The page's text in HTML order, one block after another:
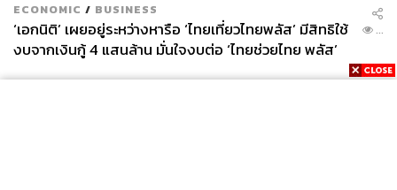
ECONOMIC / BUSINESS
‘เอกนิติ’ เผยอยู่ระหว่างหารือ ‘ไทยเที่ยวไทยพลัส’ มีสิทธิใช้
งบจากเงินกู้ 4 แสนล้าน มั่นใจงบต่อ ‘ไทยช่วยไทย พลัส’
...